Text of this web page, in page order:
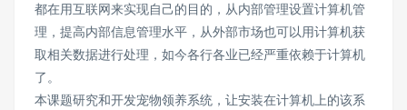
都在用互联网来实现自己的目的，从内部管理设置计算机管
理，提高内部信息管理水平，从外部市场也可以用计算机获
取相关数据进行处理，如今各行各业已经严重依赖于计算机
了。
本课题研究和开发宠物领养系统，让安装在计算机上的该系